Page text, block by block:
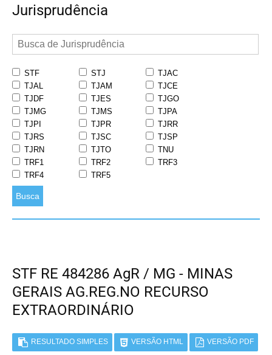
Jurisprudência
STF STJ
TJAC
TJAL
TJAM
TJCE
TJDF
TJES
TJGO
TJMG
TJMS
TJPA
TJPI
TJPR
TJRR
TJRS
TJSC
TJSP
TJRN
TJTO
TNU
TRF1
TRF2
TRF3
TRF4
TRF5
Busca
STF RE 484286 AgR / MG - MINAS
GERAIS AG.REG.NO RECURSO
EXTRAORDINÁRIO
RESULTADO SIMPLES VERSÃO HTML VERSÃO PDF